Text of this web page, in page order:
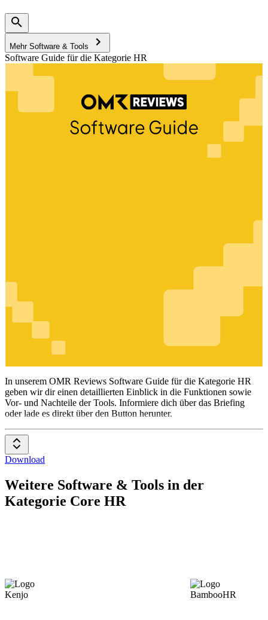
Mehr Software & Tools
Software Guide für die Kategorie HR
HR
In unserem OMR Reviews Software Guide für die Kategorie HR
geben wir dir einen detaillierten Einblick in die Funktionen sowie
Vor- und Nachteile der Tools. Informiere dich über das Briefing
oder lade es direkt über den Button herunter.
Download
Weitere Software & Tools in der
Kategorie Core HR
Kenjo BambooHR